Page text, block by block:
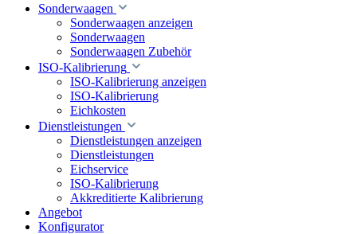
Sonderwaagen
Sonderwaagen anzeigen
Sonderwaagen
Sonderwaagen Zubehör
ISO-Kalibrierung
ISO-Kalibrierung anzeigen
ISO-Kalibrierung
Eichkosten
Dienstleistungen
Dienstleistungen anzeigen
Dienstleistungen
Eichservice
ISO-Kalibrierung
Akkreditierte Kalibrierung
Angebot
Konfigurator